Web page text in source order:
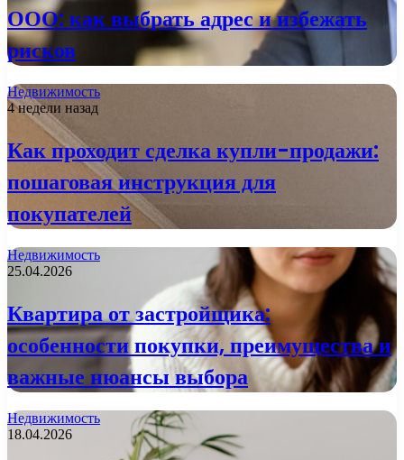
ООО: как выбрать адрес и избежать
рисков
Недвижимость
4 недели назад
Как проходит сделка купли-продажи:
пошаговая инструкция для
покупателей
Недвижимость
25.04.2026
Квартира от застройщика:
особенности покупки, преимущества и
важные нюансы выбора
Недвижимость
18.04.2026